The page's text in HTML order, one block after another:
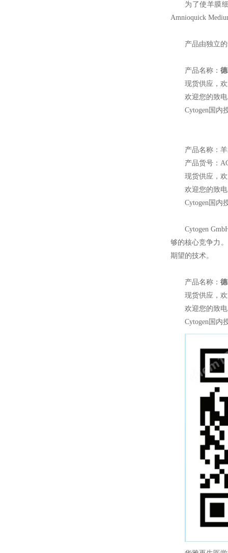
为了使羊膜
Amnioquick
产品由独立
产品名称：
现货供应，
欢迎您的
Cytogen 国内
产品名称：
产品货号：
现货供应，
欢迎您的
Cytogen 国内
Cytogen
够的核心竞争力
期望的技术。
产品名称：
现货供应，
欢迎您的
Cytogen 国内